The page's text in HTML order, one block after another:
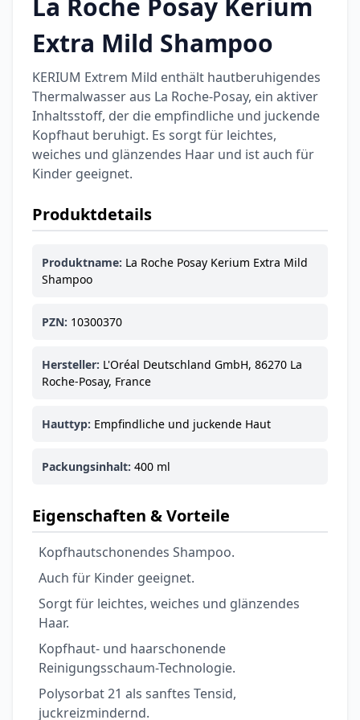
La Roche Posay Kerium
Extra Mild Shampoo
KERIUM Extrem Mild enthält hautberuhigendes
Thermalwasser aus La Roche-Posay, ein aktiver
Inhaltsstoff, der die empfindliche und juckende
Kopfhaut beruhigt. Es sorgt für leichtes,
weiches und glänzendes Haar und ist auch für
Kinder geeignet.
Produktdetails
Produktname: La Roche Posay Kerium Extra Mild
Shampoo
PZN: 10300370
Hersteller: L'Oréal Deutschland GmbH, 86270 La
Roche-Posay, France
Hauttyp: Empfindliche und juckende Haut
Packungsinhalt: 400 ml
Eigenschaften & Vorteile
Kopfhautschonendes Shampoo.
Auch für Kinder geeignet.
Sorgt für leichtes, weiches und glänzendes
Haar.
Kopfhaut- und haarschonende
Reinigungsschaum-Technologie.
Polysorbat 21 als sanftes Tensid,
juckreizmindernd.